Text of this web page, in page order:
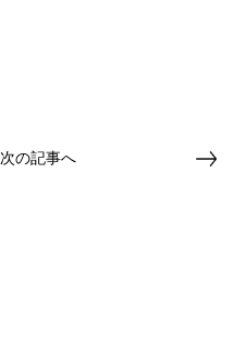
次の記事へ